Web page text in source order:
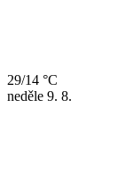
29/14 °C
neděle 9. 8.